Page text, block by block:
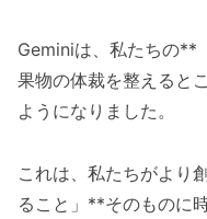
Geminiは、私たちの**
果物の体裁を整えると
ようになりました。
これは、私たちがより
ること」**そのものに